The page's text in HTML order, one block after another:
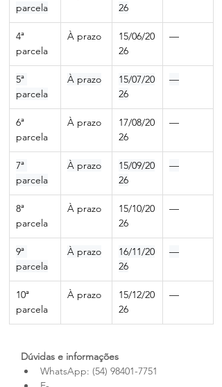
parcela
26
4ª
parcela
À prazo
15/06/20
26
—
5ª
parcela
À prazo
15/07/20
26
—
6ª
parcela
À prazo
17/08/20
26
—
7ª
parcela
À prazo
15/09/20
26
—
8ª
parcela
À prazo
15/10/20
26
—
9ª
parcela
À prazo
16/11/20
26
—
10ª
parcela
À prazo
15/12/20
26
—
Dúvidas e informações
WhatsApp: (54) 98401-7751